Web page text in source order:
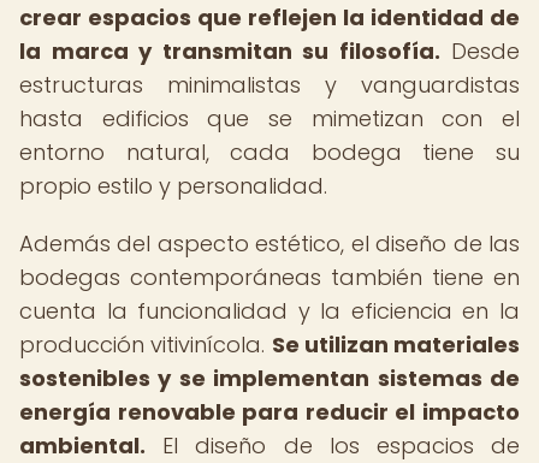
crear espacios que reflejen la identidad de
la marca y transmitan su filosofía. Desde
estructuras minimalistas y vanguardistas
hasta edificios que se mimetizan con el
entorno natural, cada bodega tiene su
propio estilo y personalidad.
Además del aspecto estético, el diseño de las
bodegas contemporáneas también tiene en
cuenta la funcionalidad y la eficiencia en la
producción vitivinícola. Se utilizan materiales
sostenibles y se implementan sistemas de
energía renovable para reducir el impacto
ambiental. El diseño de los espacios de